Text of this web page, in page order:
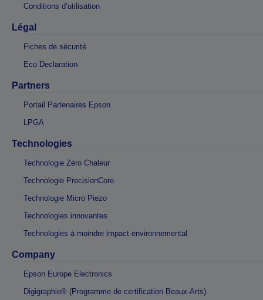
Conditions d’utilisation
Légal
Fiches de sécurité
Eco Declaration
Partners
Portail Partenaires Epson
LPGA
Technologies
Technologie Zéro Chaleur
Technologie PrecisionCore
Technologie Micro Piezo
Technologies innovantes
Technologies à moindre impact environnemental
Company
Epson Europe Electronics
Digigraphie® (Programme de certification Beaux-Arts)